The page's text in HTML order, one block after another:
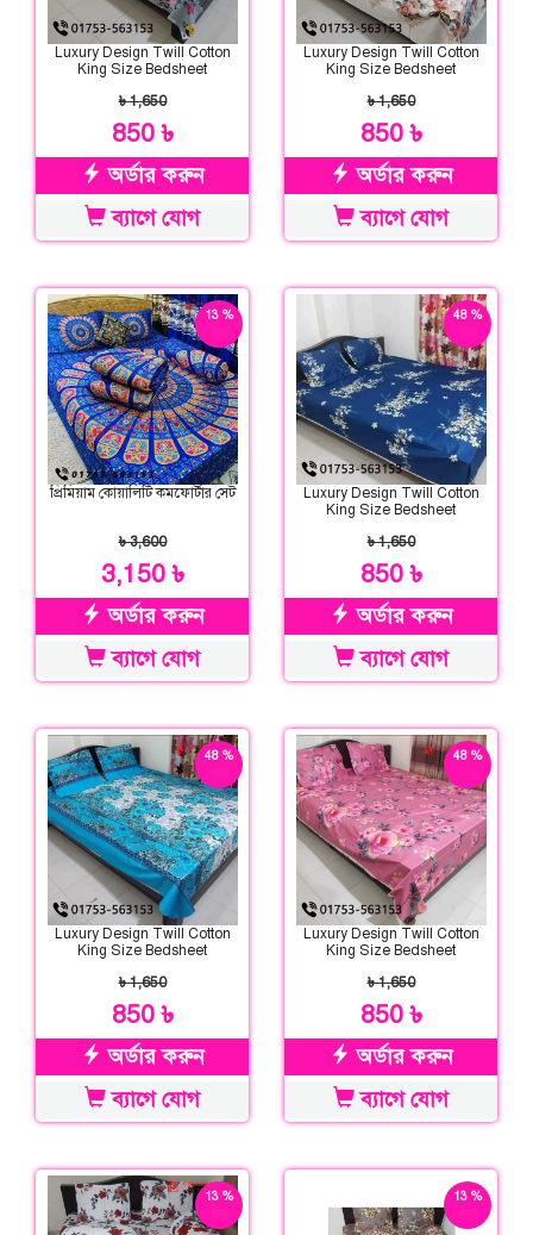
Luxury Design Twill Cotton
King Size Bedsheet
৳ 1,650
850 ৳
অর্ডার করুন
ব্যাগে যোগ
Luxury Design Twill Cotton
King Size Bedsheet
৳ 1,650
850 ৳
অর্ডার করুন
ব্যাগে যোগ
13 %
প্রিমিয়াম কোয়ালিটি কমফোর্টার সেট
৳ 3,600
3,150 ৳
অর্ডার করুন
ব্যাগে যোগ
48 %
Luxury Design Twill Cotton
King Size Bedsheet
৳ 1,650
850 ৳
অর্ডার করুন
ব্যাগে যোগ
48 %
Luxury Design Twill Cotton
King Size Bedsheet
৳ 1,650
850 ৳
অর্ডার করুন
ব্যাগে যোগ
48 %
Luxury Design Twill Cotton
King Size Bedsheet
৳ 1,650
850 ৳
অর্ডার করুন
ব্যাগে যোগ
13 %
13 %